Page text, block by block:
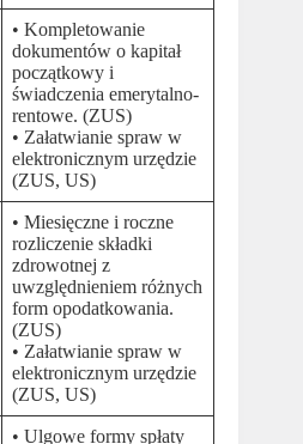
• Kompletowanie
dokumentów o kapitał
początkowy i
świadczenia emerytalno-
rentowe. (ZUS)
• Załatwianie spraw w
elektronicznym urzędzie
(ZUS, US)
• Miesięczne i roczne
rozliczenie składki
zdrowotnej z
uwzględnieniem różnych
form opodatkowania.
(ZUS)
• Załatwianie spraw w
elektronicznym urzędzie
(ZUS, US)
• Ulgowe formy spłaty